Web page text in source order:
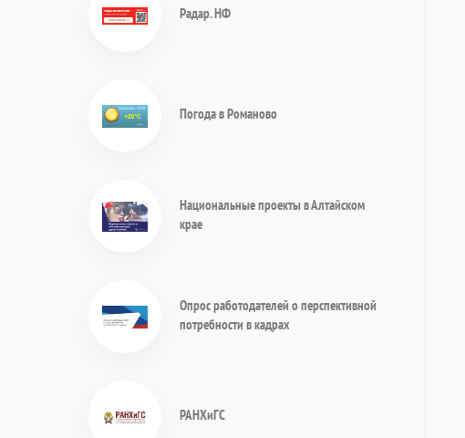
Радар. НФ
Погода в Романово
Национальные проекты в Алтайском
крае
Опрос работодателей о перспективной
потребности в кадрах
РАНХиГС